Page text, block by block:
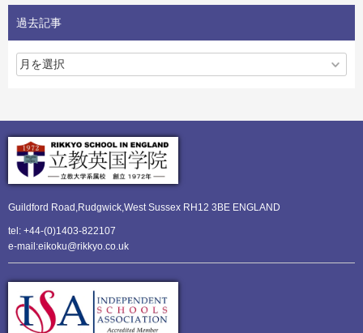
過去記事
Guildford Road,Rudgwick,West Sussex RH12 3BE ENGLAND
tel: +44-(0)1403-822107
e-mail:eikoku@rikkyo.co.uk